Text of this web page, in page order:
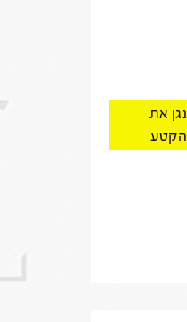
נגן את
הקטע